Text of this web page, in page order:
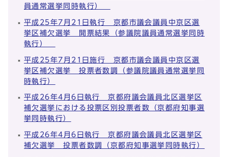
員通常選挙同時執行）
平成25年7月21日執行 京都市議会議員中京区選
挙区補欠選挙 開票結果（参議院議員通常選挙同時
執行）
平成25年7月21日施行 京都市議会議員中京区選
挙区補欠選挙 投票者数調（参議院議員通常選挙同
時執行）
平成26年4月6日執行 京都府議会議員北区選挙区
補欠選挙における投票区別投票者数（京都府知事選
挙同時執行）
平成26年4月6日執行 京都府議会議員北区選挙区
補欠選挙 投票者数調（京都府知事選挙同時執行）